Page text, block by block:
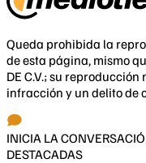
Queda prohibida la
de esta página, mismo
DE C.V.; su
infracción y un delito de
INICIA LA
DESTACADAS